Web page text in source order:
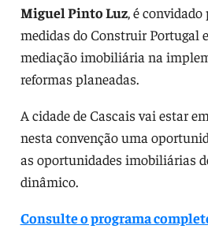
Miguel Pinto Luz, é
medidas do Construir Portugal
mediação imobiliária na
reformas planeadas.
A cidade de Cascais vai estar
nesta convenção uma
as oportunidades imobiliárias
dinâmico.
Consulte o programa